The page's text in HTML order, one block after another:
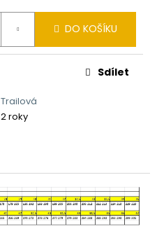
DO KOŠÍKU
Trailová
2 roky
Sdílet